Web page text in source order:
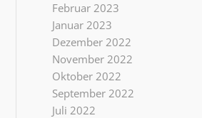
Februar 2023
Januar 2023
Dezember 2022
November 2022
Oktober 2022
September 2022
Juli 2022